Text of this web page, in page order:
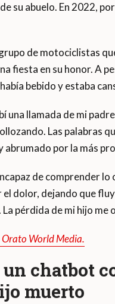
su abuelo. En 2022,
de motociclistas
fiesta en su honor. A
bebido y estaba
una llamada de mi
Las palabras
abrumado por la más
de comprender lo
dolor, dejando que
pérdida de mi hijo
Orato World Media.
un chatbot
muerto